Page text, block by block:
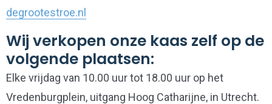
degrootestroe.nl
Wij verkopen onze kaas zelf op de
volgende plaatsen:
Elke vrijdag van 10.00 uur tot 18.00 uur op het
Vredenburgplein, uitgang Hoog Catharijne, in Utrecht.